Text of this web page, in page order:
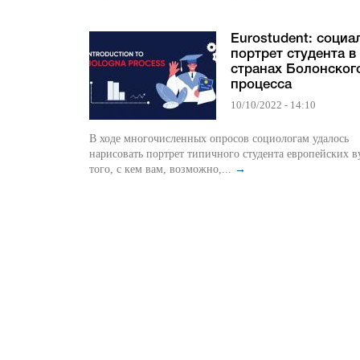
Eurostudent:
портрет студента в
странах
процесса
10/10/2022 - 14:10
В ходе многочисленных опросов социологам удалось
нарисовать портрет типичного студента европейских
того, с кем вам, возможно,... →